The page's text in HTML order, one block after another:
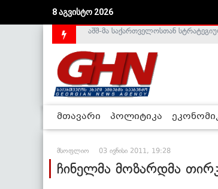
8 აგვისტო 2026
საქართველოს დე-ფაქტო მთავრობა
აშშ-მა საქართველოსთან
მთავარი პოლიტიკა
მსოფლიო 03 ივნისი 2011, 19:28
ჩინელმა მოზარდმა